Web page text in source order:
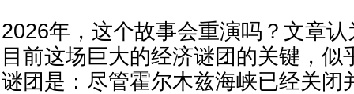
2026年，这个故事会重演吗？文章
目前这场巨大的经济谜团的关键，似
谜团是：尽管霍尔木兹海峡已经关闭